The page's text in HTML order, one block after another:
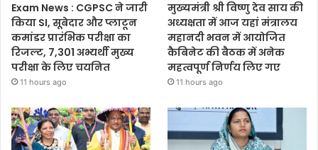
Exam News : CGPSC ने जारी
किया SI, सूबेदार और प्लाटून
कमांडर प्रारंभिक परीक्षा का
रिजल्ट, 7,301 अभ्यर्थी मुख्य
परीक्षा के लिए चयनित
11 hours ago
मुख्यमंत्री श्री विष्णु देव साय की
अध्यक्षता में आज यहां मंत्रालय
महानदी भवन में आयोजित
कैबिनेट की बैठक में अनेक
महत्वपूर्ण निर्णय लिए गए
11 hours ago